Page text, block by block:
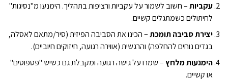
עקביות– חשוב לשמור על עקביות ורציפות בתהליך. הימנעו מ"נסיגות"
לחיתולים כשמתגלים קשיים.
יצירת סביבה תומכת– הכינו את הסביבה הפיזית (סיר/מתאם לאסלה,
בגדים נוחים להחלפה) והרגשית (אווירה רגועה, חיזוקים חיוביים).
הימנעות מלחץ– שמרו על גישה רגועה ומקבלת גם כשיש "פספוסים"
או קשיים.